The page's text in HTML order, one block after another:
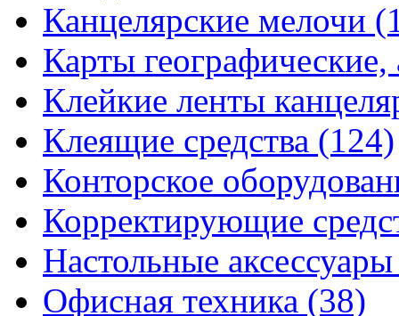
Канцелярские мелочи
Карты
Клейкие ленты
Клеящие средства (124)
Конторское
Корректирующие
Настольные
Офисная техника (38)